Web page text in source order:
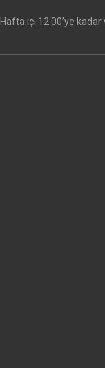
Hafta içi 12:00’ye